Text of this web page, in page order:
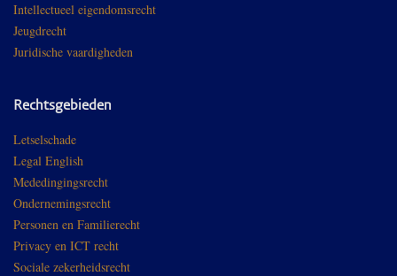
Intellectueel eigendomsrecht
Jeugdrecht
Juridische vaardigheden
Rechtsgebieden
Letselschade
Legal English
Mededingingsrecht
Ondernemingsrecht
Personen en Familierecht
Privacy en ICT recht
Sociale zekerheidsrecht